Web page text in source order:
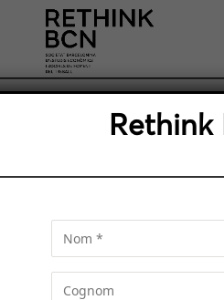
LA RECERCA
MODEL URBÀ:
LES SUPERILLES
Salvador Rueda,
model plural de les
en l’etil de vida de la
Rethink